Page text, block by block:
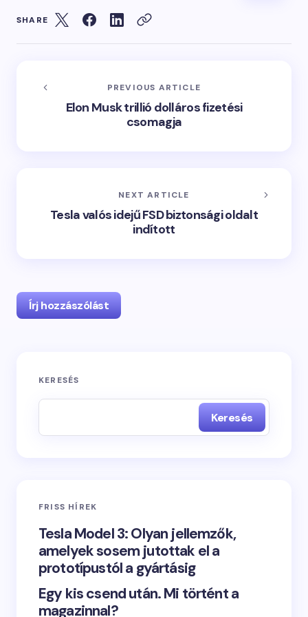
SHARE
PREVIOUS ARTICLE
Elon Musk trillió dolláros fizetési
csomagja
NEXT ARTICLE
Tesla valós idejű FSD biztonsági oldalt
indított
Írj hozzászólást
KERESÉS
Keresés
FRISS HÍREK
Tesla Model 3: Olyan jellemzők,
amelyek sosem jutottak el a
prototípustól a gyártásig
Egy kis csend után. Mi történt a
magazinnal?